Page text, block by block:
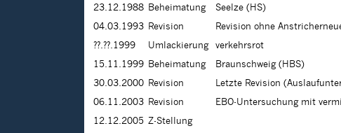
23.12.1988 Beheimatung
Seelze (HS)
04.03.1993 Revision
Revision ohne
??.??.1999
Umlackierung
verkehrsrot
15.11.1999 Beheimatung
Braunschweig (HBS)
30.03.2000 Revision
Letzte Revision
06.11.2003 Revision
EBO-Untersuchung mit
12.12.2005 Z-Stellung